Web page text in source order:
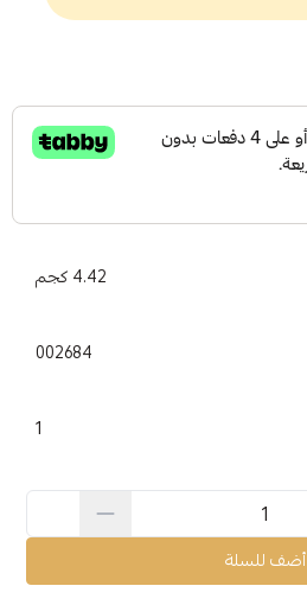
4.42 كجم
002684
1
أضف للسلة